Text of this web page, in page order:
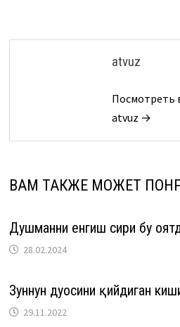
atvuz
Посмотреть
atvuz →
ВАМ ТАКЖЕ МОЖЕТ
Душманни енгиш сири бу
28.02.2024
Зуннун дуосини ӯқийдиган
29.11.2022